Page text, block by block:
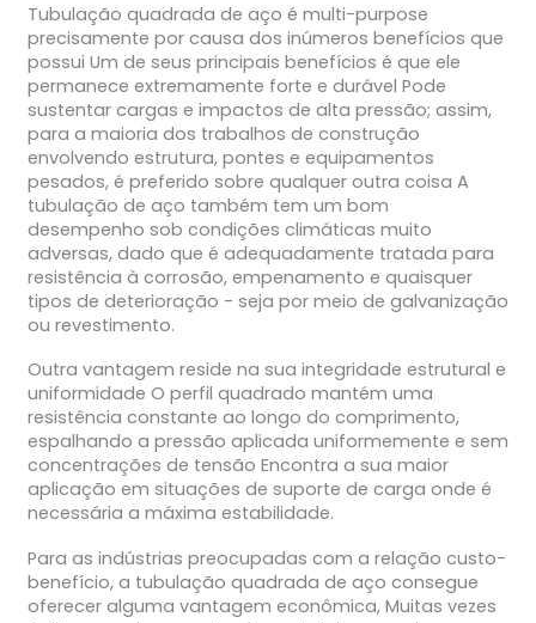
Tubulação quadrada de aço é multi-purpose
precisamente por causa dos inúmeros benefícios que
possui Um de seus principais benefícios é que ele
permanece extremamente forte e durável Pode
sustentar cargas e impactos de alta pressão; assim,
para a maioria dos trabalhos de construção
envolvendo estrutura, pontes e equipamentos
pesados, é preferido sobre qualquer outra coisa A
tubulação de aço também tem um bom
desempenho sob condições climáticas muito
adversas, dado que é adequadamente tratada para
resistência à corrosão, empenamento e quaisquer
tipos de deterioração - seja por meio de galvanização
ou revestimento.
Outra vantagem reside na sua integridade estrutural e
uniformidade O perfil quadrado mantém uma
resistência constante ao longo do comprimento,
espalhando a pressão aplicada uniformemente e sem
concentrações de tensão Encontra a sua maior
aplicação em situações de suporte de carga onde é
necessária a máxima estabilidade.
Para as indústrias preocupadas com a relação custo-
benefício, a tubulação quadrada de aço consegue
oferecer alguma vantagem econômica, Muitas vezes